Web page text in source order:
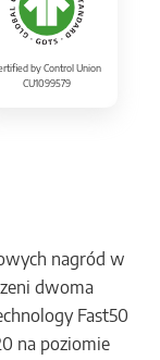
by Control Union
CU1099579
nagród w
dwoma
Fast50
na poziomie